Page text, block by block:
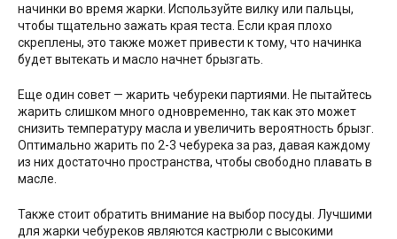
начинки во время жарки. Используйте вилку или пальцы,
чтобы тщательно зажать края теста. Если края плохо
скреплены, это также может привести к тому, что начинка
будет вытекать и масло начнет брызгать.
Еще один совет — жарить чебуреки партиями. Не пытайтесь
жарить слишком много одновременно, так как это может
снизить температуру масла и увеличить вероятность брызг.
Оптимально жарить по 2-3 чебурека за раз, давая каждому
из них достаточно пространства, чтобы свободно плавать в
масле.
Также стоит обратить внимание на выбор посуды. Лучшими
для жарки чебуреков являются кастрюли с высокими